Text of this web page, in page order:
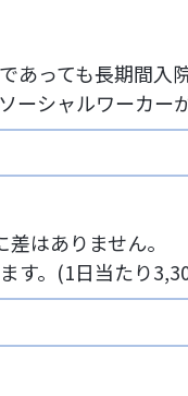
あっても長期間
シャルワーカー
はありません。
す。(1日当たり